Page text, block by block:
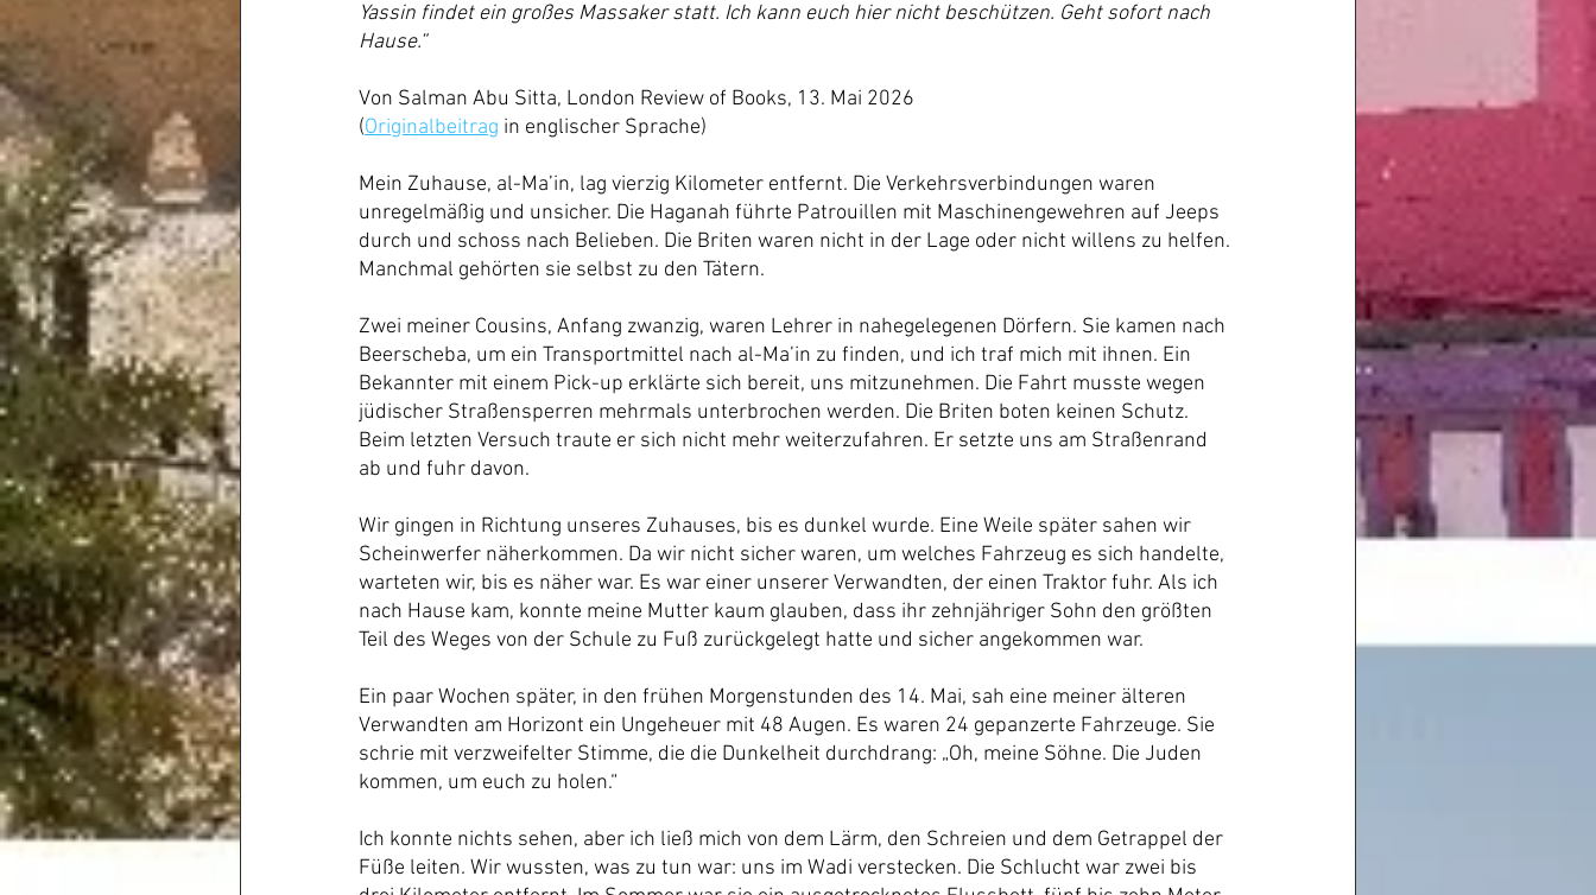
Yassin findet ein großes Massaker statt. Ich kann euch hier nicht beschützen. Geht sofort nach
Hause.“
Von Salman Abu Sitta, London Review of Books, 13. Mai 2026
(Originalbeitrag in englischer Sprache)
Mein Zuhause, al-Ma’in, lag vierzig Kilometer entfernt. Die Verkehrsverbindungen waren
unregelmäßig und unsicher. Die Haganah führte Patrouillen mit Maschinengewehren auf Jeeps
durch und schoss nach Belieben. Die Briten waren nicht in der Lage oder nicht willens zu helfen.
Manchmal gehörten sie selbst zu den Tätern.
Zwei meiner Cousins, Anfang zwanzig, waren Lehrer in nahegelegenen Dörfern. Sie kamen nach
Beerscheba, um ein Transportmittel nach al-Ma’in zu finden, und ich traf mich mit ihnen. Ein
Bekannter mit einem Pick-up erklärte sich bereit, uns mitzunehmen. Die Fahrt musste wegen
jüdischer Straßensperren mehrmals unterbrochen werden. Die Briten boten keinen Schutz.
Beim letzten Versuch traute er sich nicht mehr weiterzufahren. Er setzte uns am Straßenrand
ab und fuhr davon.
Wir gingen in Richtung unseres Zuhauses, bis es dunkel wurde. Eine Weile später sahen wir
Scheinwerfer näherkommen. Da wir nicht sicher waren, um welches Fahrzeug es sich handelte,
warteten wir, bis es näher war. Es war einer unserer Verwandten, der einen Traktor fuhr. Als ich
nach Hause kam, konnte meine Mutter kaum glauben, dass ihr zehnjähriger Sohn den größten
Teil des Weges von der Schule zu Fuß zurückgelegt hatte und sicher angekommen war.
Ein paar Wochen später, in den frühen Morgenstunden des 14. Mai, sah eine meiner älteren
Verwandten am Horizont ein Ungeheuer mit 48 Augen. Es waren 24 gepanzerte Fahrzeuge. Sie
schrie mit verzweifelter Stimme, die die Dunkelheit durchdrang: „Oh, meine Söhne. Die Juden
kommen, um euch zu holen.“
Ich konnte nichts sehen, aber ich ließ mich von dem Lärm, den Schreien und dem Getrappel der
Füße leiten. Wir wussten, was zu tun war: uns im Wadi verstecken. Die Schlucht war zwei bis